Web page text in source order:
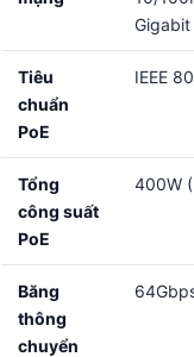
Gigabit
Tiêu
chuẩn
PoE
IEEE
Tổng
công suất
PoE
400W
Băng
thông
chuyển